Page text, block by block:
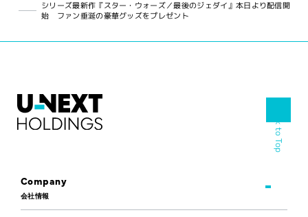
シリーズ最新作『スター・ウォーズ／最後のジェダイ』本日より配信開
始 ファン垂涎の豪華グッズをプレゼント
Company
会社情報
Back to Top